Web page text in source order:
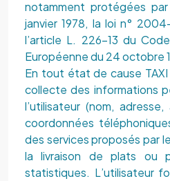
notamment protégées
janvier 1978, la loi n°
l’article L. 226-13 du
Européenne du 24 octobre
En tout état de cause TAXI
collecte des informations
l’utilisateur (nom,
coordonnées
des services proposés par
la livraison de plats ou
statistiques. L’utilisateur